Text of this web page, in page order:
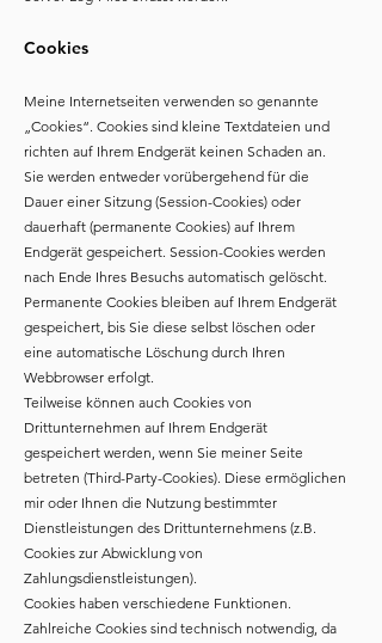
Cookies
Meine Internetseiten verwenden so genannte
„Cookies“. Cookies sind kleine Textdateien und
richten auf Ihrem Endgerät keinen Schaden an.
Sie werden entweder vorübergehend für die
Dauer einer Sitzung (Session-Cookies) oder
dauerhaft (permanente Cookies) auf Ihrem
Endgerät gespeichert. Session-Cookies werden
nach Ende Ihres Besuchs automatisch gelöscht.
Permanente Cookies bleiben auf Ihrem Endgerät
gespeichert, bis Sie diese selbst löschen oder
eine automatische Löschung durch Ihren
Webbrowser erfolgt.
Teilweise können auch Cookies von
Drittunternehmen auf Ihrem Endgerät
gespeichert werden, wenn Sie meiner Seite
betreten (Third-Party-Cookies). Diese ermöglichen
mir oder Ihnen die Nutzung bestimmter
Dienstleistungen des Drittunternehmens (z.B.
Cookies zur Abwicklung von
Zahlungsdienstleistungen).
Cookies haben verschiedene Funktionen.
Zahlreiche Cookies sind technisch notwendig, da